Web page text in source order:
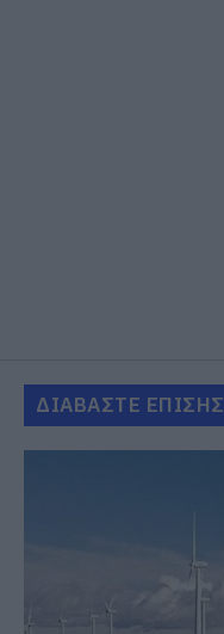
ΔΙΑΒΑΣΤΕ ΕΠΙΣΗΣ